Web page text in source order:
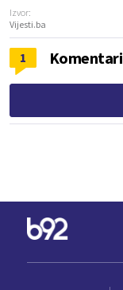
Izvor:
Vijesti.ba
1 Komentari